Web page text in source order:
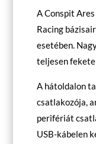
A Conspit
Racing
esetében.
teljesen
A hátoldalon
csatlakozója,
perifériát
USB-kábelen